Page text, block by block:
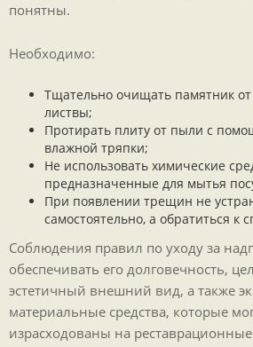
понятны.
Необходимо:
Тщательно очищать памятник
листвы;
Протирать плиту от пыли с
влажной тряпки;
Не использовать химические
предназначенные для мытья
При появлении трещин не
самостоятельно, а обратиться к
Соблюдения правил по уходу за
обеспечивать его долговечность,
эстетичный внешний вид, а также
материальные средства, которые
израсходованы на